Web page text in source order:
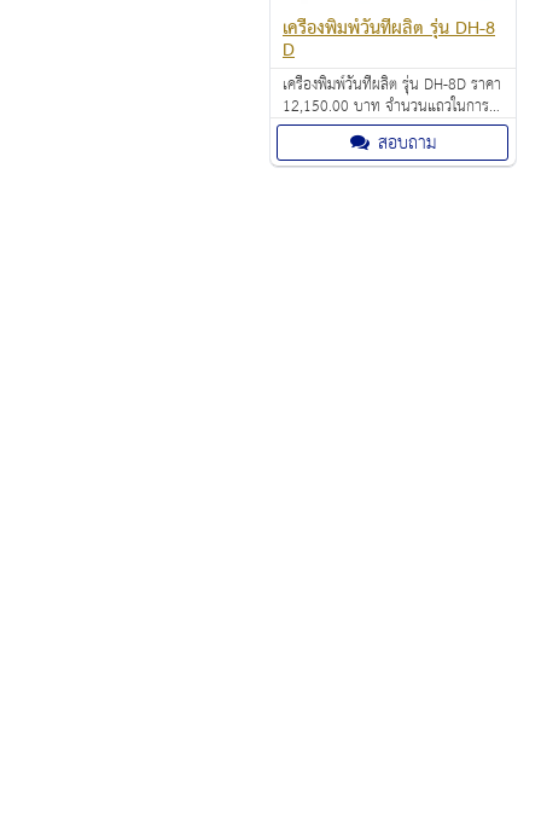
เครื่องพิมพ์วันที่ผลิต รุ่น DH-8
D
เครื่องพิมพ์วันที่ผลิต รุ่น DH-8D ราคา
12,150.00 บาท จำนวนแถวในการ
พิมพ์ 3 แถว ตัวอักษร 9 ตัวอักษร
สอบถาม